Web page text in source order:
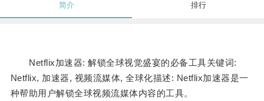
简介 排行
Netflix加速器: 解锁全球视觉盛宴的必备工具关键词:
Netflix, 加速器, 视频流媒体, 全球化描述: Netflix加速器是一
种帮助用户解锁全球视频流媒体内容的工具。